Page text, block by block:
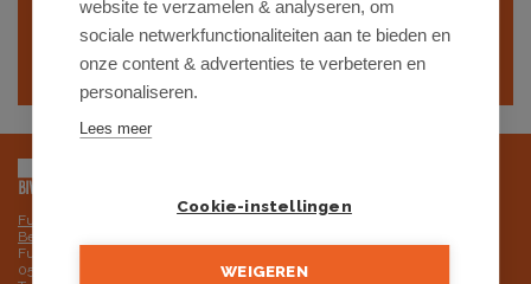
SCHRIJF JE IN
Futurimmo BV is onderworpen aan de deontologische code van het BIV,
Beroepsinstituut van Vastgoedmakelaars
Futurimmo BV: ondernemingsnummer 0525.725.251 - BTW BE
0525.725.251 RPR Gent, afdeling Brugge
website te verzamelen & analyseren, om
sociale netwerkfunctionaliteiten aan te bieden en
onze content & advertenties te verbeteren en
personaliseren.
Lees meer
Cookie-instellingen
WEIGEREN